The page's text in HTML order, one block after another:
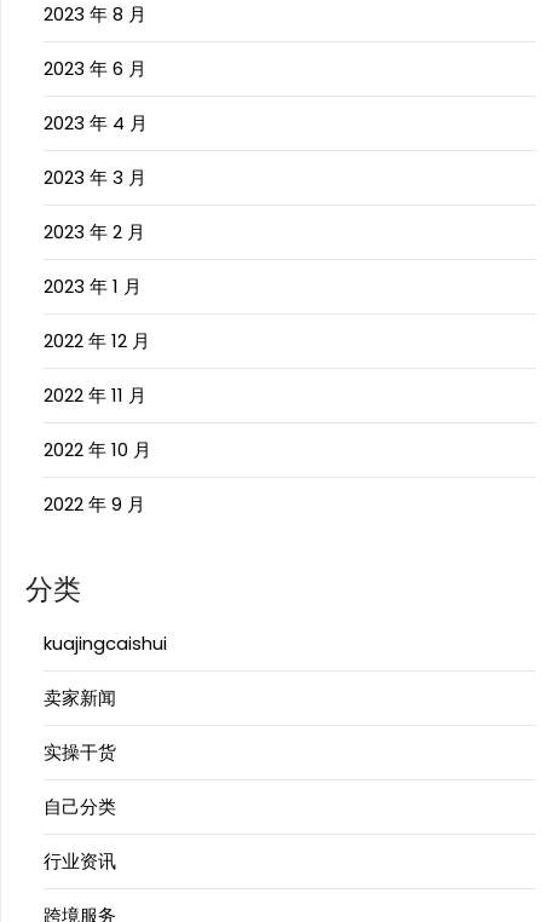
2023 年 8 月
2023 年 6 月
2023 年 4 月
2023 年 3 月
2023 年 2 月
2023 年 1 月
2022 年 12 月
2022 年 11 月
2022 年 10 月
2022 年 9 月
分类
kuajingcaishui
卖家新闻
实操干货
自己分类
行业资讯
跨境服务